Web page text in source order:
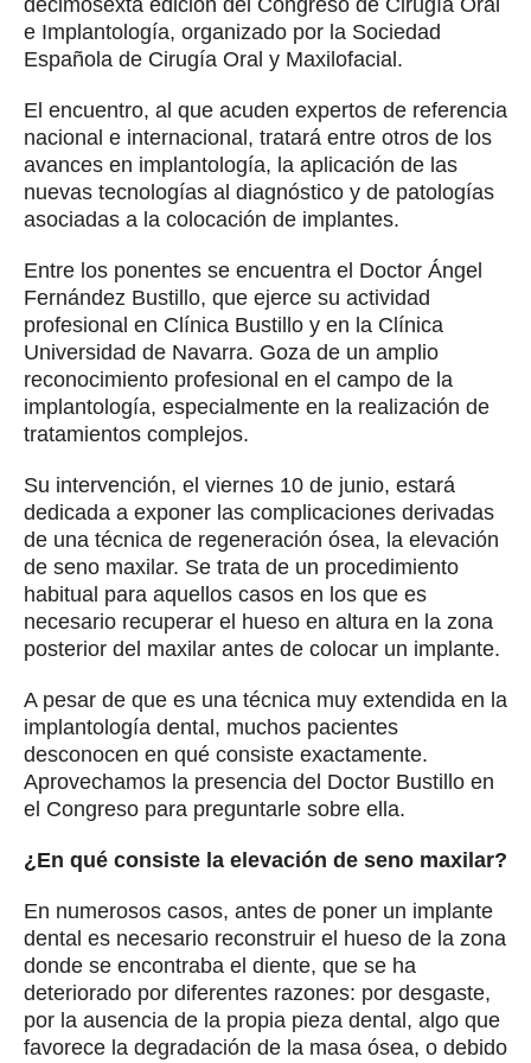
habitual para aquellos casos en los que es
necesario recuperar el hueso en altura en la zona
posterior del maxilar antes de colocar un implante.
A pesar de que es una técnica muy extendida en la
implantología dental, muchos pacientes
desconocen en qué consiste exactamente.
Aprovechamos la presencia del Doctor Bustillo en
el Congreso para preguntarle sobre ella.
¿En qué consiste la elevación de seno maxilar?
En numerosos casos, antes de poner un implante
dental es necesario reconstruir el hueso de la zona
donde se encontraba el diente, que se ha
deteriorado por diferentes razones: por desgaste,
por la ausencia de la propia pieza dental, algo que
favorece la degradación de la masa ósea, o debido
a determinadas enfermedades. Para asegurarnos
de que la colocación es estable y equilibrada, y
garantizar la duración del implante, hay que
regenerar el hueso.
Cuando la regeneración se realiza sobre la parte
posterior del maxilar superior, una de las
posibilidades es aprovechar la existencia de las
dos cavidades naturales a los lados de las fosas
nasales para reintroducir más masa ósea.
Lo que hace el cirujano es elevar la membrana
que separa este hueco o seno sinusal y añadir
hueso, bien procedente del propio individuo o bien
mezclada con biomateriales. Después de un
tiempo, el nuevo hueso, ya consolidado, permite la
inserción del implante.
¿Es una técnica compleja? ¿Presenta alguna
alternativa?
La técnica de elevación de seno lleva poniéndose